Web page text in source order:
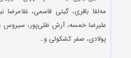
مه‌لقا باقری، گیتی قاسمی، غلامرضا
علیرضا خمسه، آرش ظلی‌پور،
پولادی، صفر کشکولی و…